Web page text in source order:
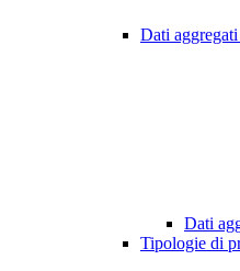
Dati
Dati
Tipologie di